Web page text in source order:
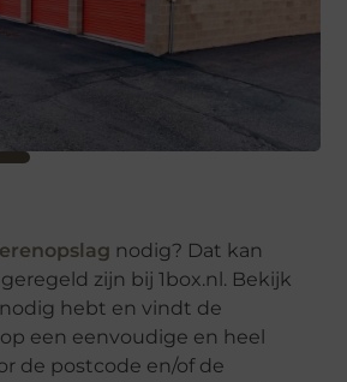
nodig? Dat kan
zijn bij 1box.nl. Bekijk
hebt en vindt de
een eenvoudige en heel
de postcode en/of de